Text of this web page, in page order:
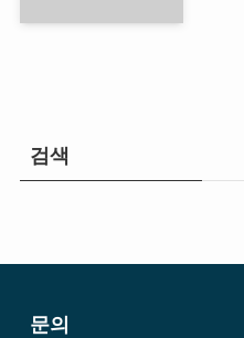
검색
문의